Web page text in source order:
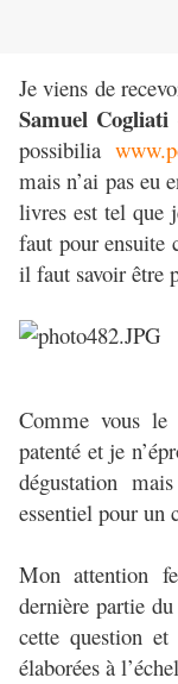
Je viens de
Samuel Cogliati
possibilia
mais n’ai pas eu
livres est tel que
faut pour ensuite
il faut savoir être
Comme vous le
patenté et je
dégustation
essentiel pour un
Mon attention
dernière partie
cette question
élaborées à